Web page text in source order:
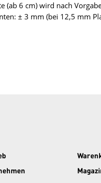
(ab 6 cm) wird nach
± 3 mm (bei 12,5 mm